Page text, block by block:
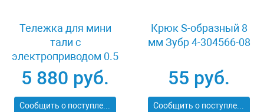
Тележка для мини
тали с
электроприводом 0.5
т TOHO TD-0.5
5 880 руб.
Сообщить о поступлении
Крюк S-образный 8
мм Зубр 4-304566-08
55 руб.
Сообщить о поступлении